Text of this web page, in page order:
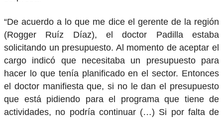
“De acuerdo a lo que me dice el gerente de la región
(Rogger Ruíz Díaz), el doctor Padilla estaba
solicitando un presupuesto. Al momento de aceptar el
cargo indicó que necesitaba un presupuesto para
hacer lo que tenía planificado en el sector. Entonces
el doctor manifiesta que, si no le dan el presupuesto
que está pidiendo para el programa que tiene de
actividades, no podría continuar (…) Si por falta de